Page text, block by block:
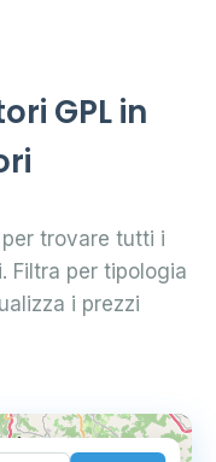
GPL in
trovare tutti i
Filtra per tipologia
i prezzi